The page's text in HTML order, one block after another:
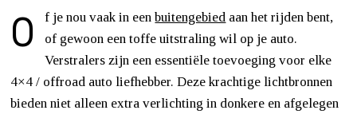
O f je nou vaak in eenbuitengebied aan het rijden bent,
of gewoon een toffe uitstraling wil op je auto.
Verstralers zijn een essentiële toevoeging voor elke
4×4 / offroad auto liefhebber. Deze krachtige lichtbronnen
bieden niet alleen extra verlichting in donkere en afgelegen